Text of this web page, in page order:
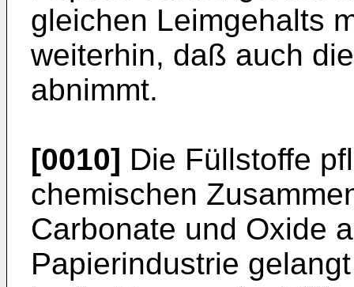
gleichen Leimgehalts
weiterhin, daß auch
abnimmt.
[0010] Die Füllstoffe
chemischen
Carbonate und Oxide
Papierindustrie